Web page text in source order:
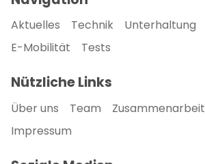
Aktuelles Technik Unterhaltung
E-Mobilität
Tests
Nützliche Links
Über uns Team Zusammenarbeit
Impressum